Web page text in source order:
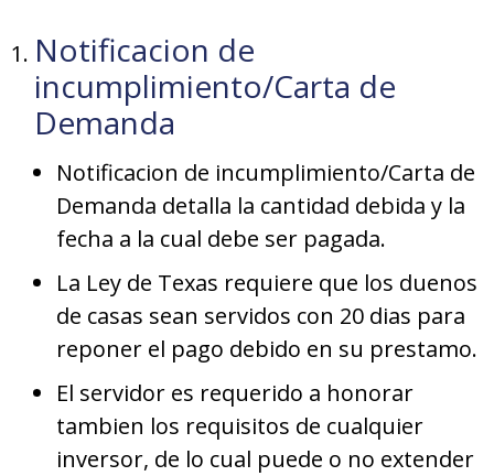
Notificacion de
incumplimiento/Carta de
Demanda
Notificacion de incumplimiento/Carta de
Demanda detalla la cantidad debida y la
fecha a la cual debe ser pagada.
La Ley de Texas requiere que los duenos
de casas sean servidos con 20 dias para
reponer el pago debido en su prestamo.
El servidor es requerido a honorar
tambien los requisitos de cualquier
inversor, de lo cual puede o no extender